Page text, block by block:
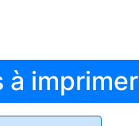
à imprimer